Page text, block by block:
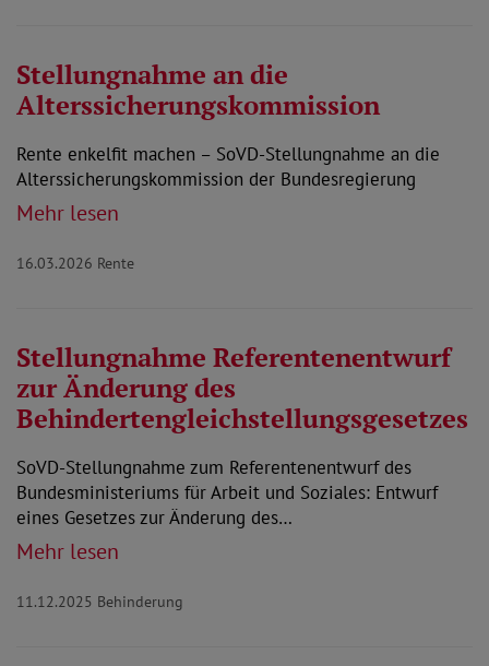
Stellungnahme an die
Alterssicherungskommission
Rente enkelfit machen – SoVD-Stellungnahme an die
Alterssicherungskommission der Bundesregierung
Mehr lesen
16.03.2026 Rente
Stellungnahme Referentenentwurf
zur Änderung des
Behindertengleichstellungsgesetzes
SoVD-Stellungnahme zum Referentenentwurf des
Bundesministeriums für Arbeit und Soziales: Entwurf
eines Gesetzes zur Änderung des…
Mehr lesen
11.12.2025 Behinderung